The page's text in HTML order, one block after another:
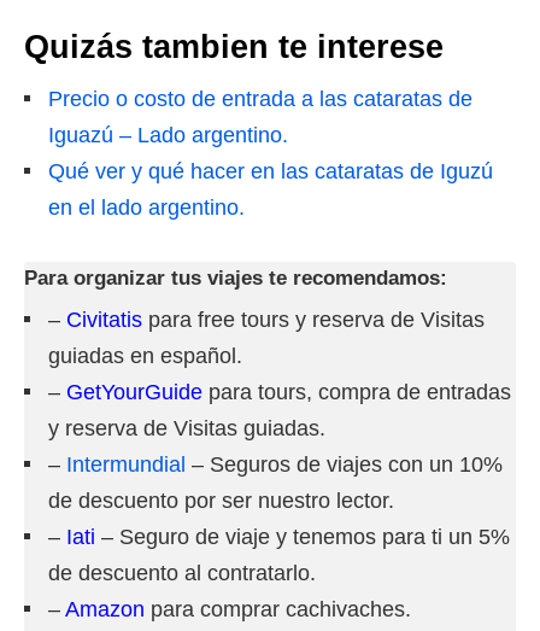
Quizás tambien te interese
Precio o costo de entrada a las cataratas de
Iguazú – Lado argentino.
Qué ver y qué hacer en las cataratas de Iguzú
en el lado argentino.
Para organizar tus viajes te recomendamos:
– Civitatis para free tours y reserva de Visitas
guiadas en español.
– GetYourGuide para tours, compra de entradas
y reserva de Visitas guiadas.
– Intermundial – Seguros de viajes con un 10%
de descuento por ser nuestro lector.
– Iati – Seguro de viaje y tenemos para ti un 5%
de descuento al contratarlo.
– Amazon para comprar cachivaches.